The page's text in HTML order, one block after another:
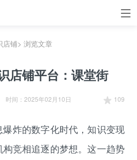
店铺> 浏览文章
店铺平台：课堂街
109
间：2025年02月10日
爆炸的数字化时代，知识变现
构竞相追逐的梦想。这一趋势